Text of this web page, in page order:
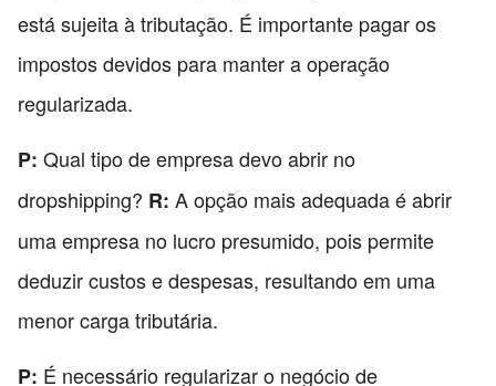
está sujeita à tributação. É importante pagar os
impostos devidos para manter a operação
regularizada.
P: Qual tipo de empresa devo abrir no
dropshipping? R: A opção mais adequada é abrir
uma empresa no lucro presumido, pois permite
deduzir custos e despesas, resultando em uma
menor carga tributária.
P: É necessário regularizar o negócio de